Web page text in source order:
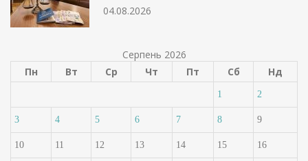
04.08.2026
Серпень 2026
Пн
Вт Ср Чт Пт Сб Нд
1 2
3 4 5 6 7 8 9
10 11 12 13 14 15 16